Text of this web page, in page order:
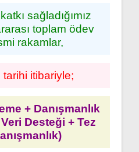
sağladığımız
toplam ödev
rakamlar,
itibariyle;
+ Danışmanlık
Desteği + Tez